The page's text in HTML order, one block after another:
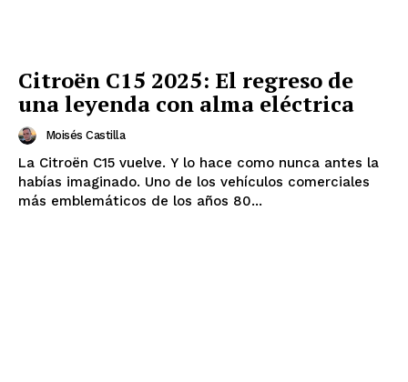
¿QUIERES SABER MÁS?
Citroën C15 2025: El regreso de
una leyenda con alma eléctrica
Moisés Castilla
La Citroën C15 vuelve. Y lo hace como nunca antes la
habías imaginado. Uno de los vehículos comerciales
más emblemáticos de los años 80...